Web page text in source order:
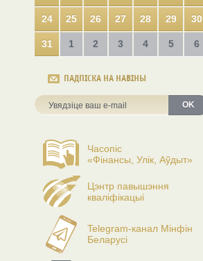
24 25 26 27 28 29 30
31 1 2 3 4 5 6
ПАДПІСКА НА НАВІНЫ
OK
Часопіс
«Фінансы, Улік, Аўдыт»
Цэнтр павышэння
кваліфікацыі
Telegram-канал Мінфін
Беларусі